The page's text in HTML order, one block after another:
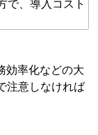
効率化などの大
注意しなければ